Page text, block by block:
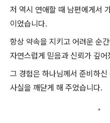
저 역시 연애할 때 남편에게서
이었습니다.
항상 약속을 지키고 어려운 순
자연스럽게 믿음과 신뢰가 깊어
그 경험은 하나님께서 준비하
사실을 깨닫게 해 주었습니다.